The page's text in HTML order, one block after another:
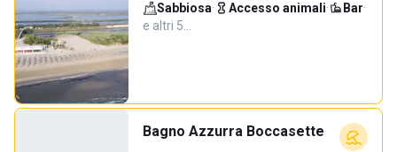
Sabbiosa· Accesso animali· Bar·
e altri 5…
Bagno Azzurra Boccasette